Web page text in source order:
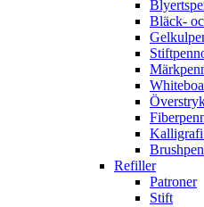
Bläck-
Kalligrafi
Brushpen
Refiller
Patroner
Stift